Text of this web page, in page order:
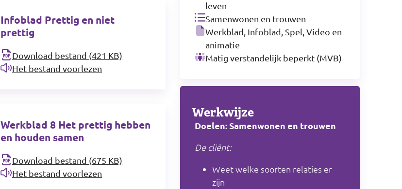
Infoblad Prettig en niet
prettig
Download bestand (421 KB)
Het bestand voorlezen
Werkblad 8 Het prettig hebben
en houden samen
Download bestand (675 KB)
Het bestand voorlezen
leven
Samenwonen en trouwen
Werkblad, Infoblad, Spel, Video en
animatie
Matig verstandelijk beperkt (MVB)
Werkwijze
Doelen: Samenwonen en trouwen
De cliënt:
Weet welke soorten relaties er
zijn